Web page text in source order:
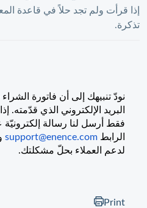
إذا قرأت ولم تجد حلاً في قاعدة
تذكرة.
نودّ تنبيهك إلى أن فاتورة
البريد الإلكتروني الذي قدّمته.
فقط أرسل لنا رسالة إلكترونيّة
الرابط support@enence.com
لدعم العملاء بحلّ مشكلتك.
Print